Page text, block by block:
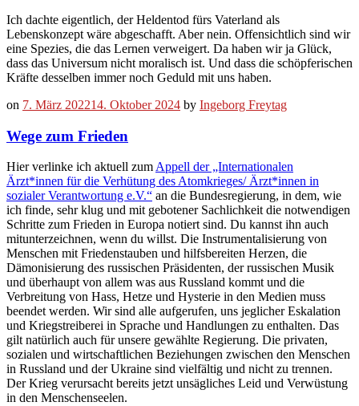
Ich dachte eigentlich, der Heldentod fürs Vaterland als
Lebenskonzept wäre abgeschafft. Aber nein. Offensichtlich sind wir
eine Spezies, die das Lernen verweigert. Da haben wir ja Glück,
dass das Universum nicht moralisch ist. Und dass die schöpferischen
Kräfte desselben immer noch Geduld mit uns haben.
on 7. März 202214. Oktober 2024 by Ingeborg Freytag
Wege zum Frieden
Hier verlinke ich aktuell zum Appell der „Internationalen
Ärzt*innen für die Verhütung des Atomkrieges/ Ärzt*innen in
sozialer Verantwortung e.V.“ an die Bundesregierung, in dem, wie
ich finde, sehr klug und mit gebotener Sachlichkeit die notwendigen
Schritte zum Frieden in Europa notiert sind. Du kannst ihn auch
mitunterzeichnen, wenn du willst. Die Instrumentalisierung von
Menschen mit Friedenstauben und hilfsbereiten Herzen, die
Dämonisierung des russischen Präsidenten, der russischen Musik
und überhaupt von allem was aus Russland kommt und die
Verbreitung von Hass, Hetze und Hysterie in den Medien muss
beendet werden. Wir sind alle aufgerufen, uns jeglicher Eskalation
und Kriegstreiberei in Sprache und Handlungen zu enthalten. Das
gilt natürlich auch für unsere gewählte Regierung. Die privaten,
sozialen und wirtschaftlichen Beziehungen zwischen den Menschen
in Russland und der Ukraine sind vielfältig und nicht zu trennen.
Der Krieg verursacht bereits jetzt unsägliches Leid und Verwüstung
in den Menschenseelen.